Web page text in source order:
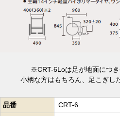
※CRT-6Loは足が地面につき
小柄な方はもちろん、足こぎし
品番
CRT-6